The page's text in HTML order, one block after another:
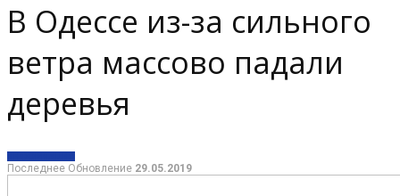
В Одессе из-за сильного
ветра массово падали
деревья
Последнее Обновление 29.05.2019